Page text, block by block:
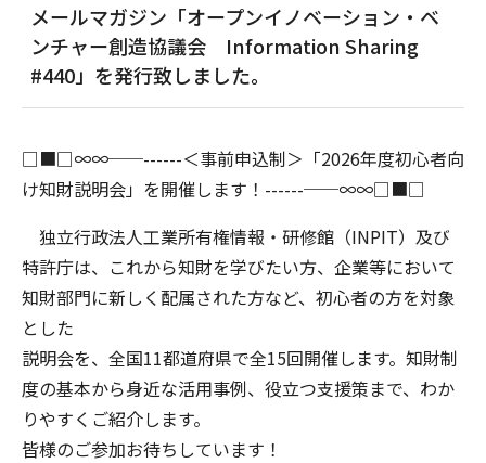
メールマガジン「オープンイノベーション・ベ
ンチャー創造協議会 Information Sharing
#440」を発行致しました。
□■□∞∞──------＜事前申込制＞「2026年度初心者向
け知財説明会」を開催します！------──∞∞□■□
独立行政法人工業所有権情報・研修館（INPIT）及び
特許庁は、これから知財を学びたい方、企業等において
知財部門に新しく配属された方など、初心者の方を対象
とした
説明会を、全国11都道府県で全15回開催します。知財制
度の基本から身近な活用事例、役立つ支援策まで、わか
りやすくご紹介します。
皆様のご参加お待ちしています！